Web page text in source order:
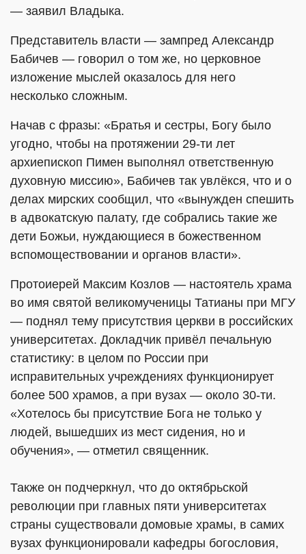
— заявил Владыка.
Представитель власти — зампред Александр
Бабичев — говорил о том же, но церковное
изложение мыслей оказалось для него
несколько сложным.
Начав с фразы: «Братья и сестры, Богу было
угодно, чтобы на протяжении 29-ти лет
архиепископ Пимен выполнял ответственную
духовную миссию», Бабичев так увлёкся, что и о
делах мирских сообщил, что «вынужден спешить
в адвокатскую палату, где собрались такие же
дети Божьи, нуждающиеся в божественном
вспомоществовании и органов власти».
Протоиерей Максим Козлов — настоятель храма
во имя святой великомученицы Татианы при МГУ
— поднял тему присутствия церкви в российских
университетах. Докладчик привёл печальную
статистику: в целом по России при
исправительных учреждениях функционирует
более 500 храмов, а при вузах — около 30-ти.
«Хотелось бы присутствие Бога не только у
людей, вышедших из мест сидения, но и
обучения», — отметил священник.
Также он подчеркнул, что до октябрьской
революции при главных пяти университетах
страны существовали домовые храмы, в самих
вузах функционировали кафедры богословия,